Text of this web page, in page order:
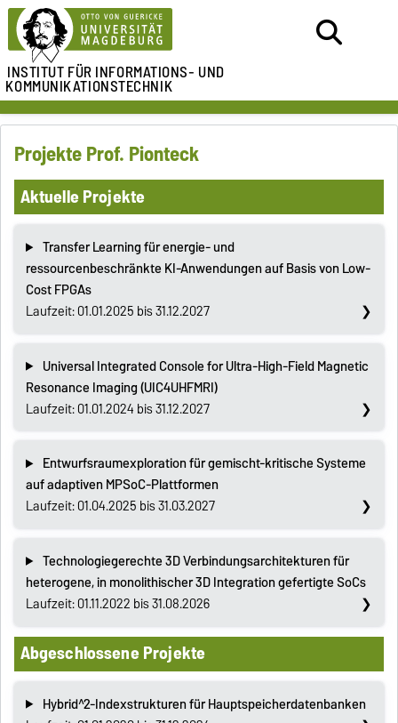
INSTITUT FÜRINFORMATIONS- UND
KOMMUNIKATIONSTECHNIK
Projekte Prof. Pionteck
Aktuelle Projekte
Transfer Learning für energie- und
ressourcenbeschränkte KI-Anwendungen auf Basis von Low-
Cost FPGAs
Laufzeit: 01.01.2025 bis 31.12.2027
Universal Integrated Console for Ultra-High-Field Magnetic
Resonance Imaging (UIC4UHFMRI)
Laufzeit: 01.01.2024 bis 31.12.2027
Entwurfsraumexploration für gemischt-kritische Systeme
auf adaptiven MPSoC-Plattformen
Laufzeit: 01.04.2025 bis 31.03.2027
Technologiegerechte 3D Verbindungsarchitekturen für
heterogene, in monolithischer 3D Integration gefertigte SoCs
Laufzeit: 01.11.2022 bis 31.08.2026
Abgeschlossene Projekte
Hybrid^2-Indexstrukturen für Hauptspeicherdatenbanken